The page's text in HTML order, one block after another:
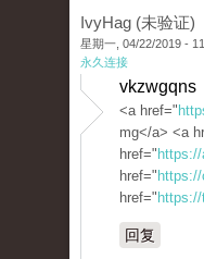
IvyHag (未验证)
星期一, 04/22/2019 -
永久连接
vkzwgqns
<a href="
mg</a> <a
href="
href="
href="
回复